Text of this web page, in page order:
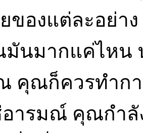
ของแต่ละอย่
นมากแค่ไหน
คุณก็ควรทำกา
อารมณ์ คุณกำ